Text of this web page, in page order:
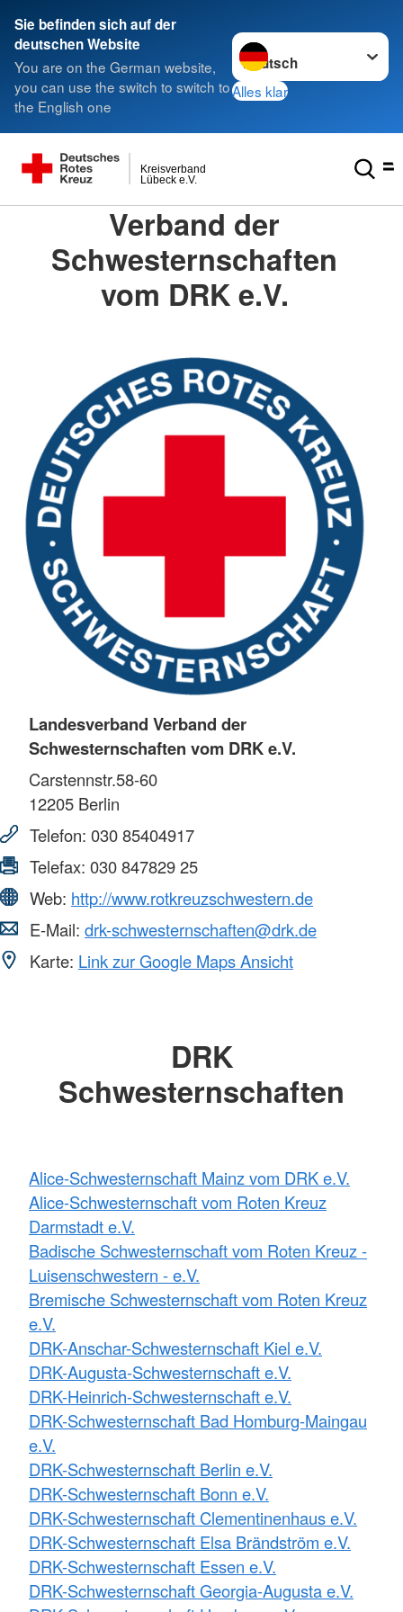
Sie befinden sich auf der
deutschen Website
You are on the German website,
you can use the switch to switch to
the English one
Sprache wechseln zu
Alles klar
Lübeck e.V.
Kreisverband
Verband der
Schwesternschaften
vom DRK e.V.
Landesverband Verband der
Schwesternschaften vom DRK e.V.
Carstennstr.58-60
12205 Berlin
Telefon: 030 85404917
Telefax: 030 847829 25
Web: http://www.rotkreuzschwestern.de
E-Mail: drk-schwesternschaften@drk.de
Karte: Link zur Google Maps Ansicht
DRK
Schwesternschaften
Alice-Schwesternschaft Mainz vom DRK e.V.
Alice-Schwesternschaft vom Roten Kreuz
Darmstadt e.V.
Badische Schwesternschaft vom Roten Kreuz -
Luisenschwestern - e.V.
Bremische Schwesternschaft vom Roten Kreuz
e.V.
DRK-Anschar-Schwesternschaft Kiel e.V.
DRK-Augusta-Schwesternschaft e.V.
DRK-Heinrich-Schwesternschaft e.V.
DRK-Schwesternschaft Bad Homburg-Maingau
e.V.
DRK-Schwesternschaft Berlin e.V.
DRK-Schwesternschaft Bonn e.V.
DRK-Schwesternschaft Clementinenhaus e.V.
DRK-Schwesternschaft Elsa Brändström e.V.
DRK-Schwesternschaft Essen e.V.
DRK-Schwesternschaft Georgia-Augusta e.V.